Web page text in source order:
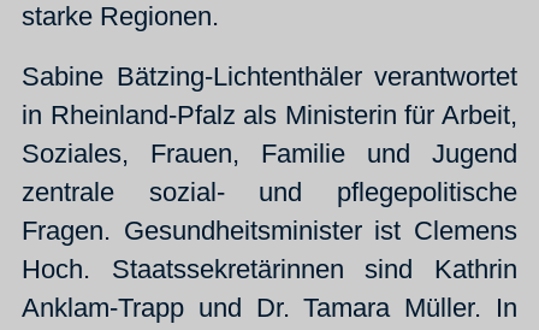
starke Regionen.
Sabine Bätzing-Lichtenthäler verantwortet
in Rheinland-Pfalz als Ministerin für Arbeit,
Soziales, Frauen, Familie und Jugend
zentrale sozial- und pflegepolitische
Fragen. Gesundheitsminister ist Clemens
Hoch. Staatssekretärinnen sind Kathrin
Anklam-Trapp und Dr. Tamara Müller. In